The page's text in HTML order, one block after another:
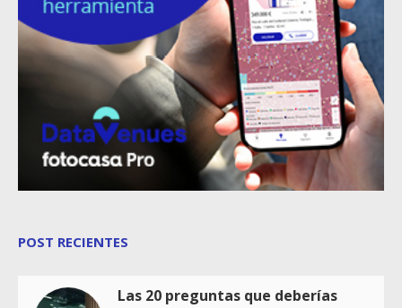
POST RECIENTES
Las 20 preguntas que deberías